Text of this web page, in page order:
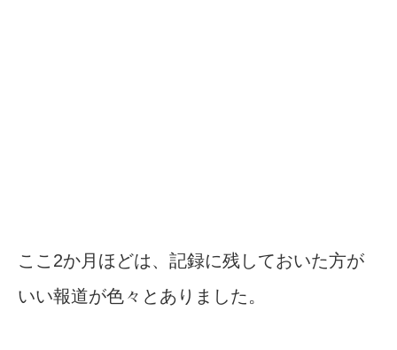
ここ2か月ほどは、記録に残しておいた方が
いい報道が色々とありました。